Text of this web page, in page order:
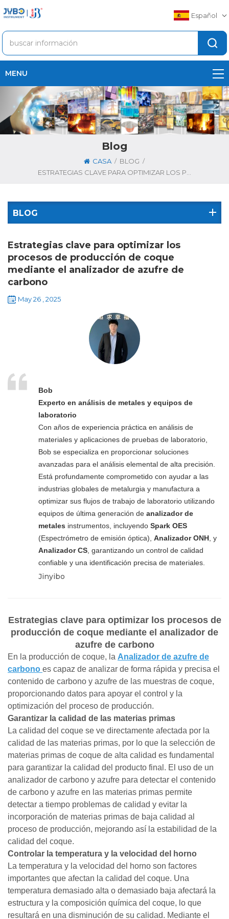
Español
MENU
Blog
CASA / BLOG /
ESTRATEGIAS CLAVE PARA OPTIMIZAR LOS PROCESOS DE PRODUCCIÓN DE COQUE MEDIANTE EL ANALIZADOR DE AZUFRE DE CARBONO
BLOG
Estrategias clave para optimizar los
procesos de producción de coque
mediante el analizador de azufre de
carbono
May 26 , 2025
Bob
Experto en análisis de metales y equipos de
laboratorio
Con años de experiencia práctica en análisis de
materiales y aplicaciones de pruebas de laboratorio,
Bob se especializa en proporcionar soluciones
avanzadas para el análisis elemental de alta precisión.
Está profundamente comprometido con ayudar a las
industrias globales de metalurgia y manufactura a
optimizar sus flujos de trabajo de laboratorio utilizando
equipos de última generación de analizador de
metales instrumentos, incluyendo Spark OES
(Espectrómetro de emisión óptica), Analizador ONH, y
Analizador CS, garantizando un control de calidad
confiable y una identificación precisa de materiales.
Jinyibo
Estrategias clave para optimizar los procesos de
producción de coque mediante el analizador de
azufre de carbono
En la producción de coque, la Analizador de azufre de
carbono es capaz de analizar de forma rápida y precisa el
contenido de carbono y azufre de las muestras de coque,
proporcionando datos para apoyar el control y la
optimización del proceso de producción.
Garantizar la calidad de las materias primas
La calidad del coque se ve directamente afectada por la
calidad de las materias primas, por lo que la selección de
materias primas de coque de alta calidad es fundamental
para garantizar la calidad del producto final. El uso de un
analizador de carbono y azufre para detectar el contenido
de carbono y azufre en las materias primas permite
detectar a tiempo problemas de calidad y evitar la
incorporación de materias primas de baja calidad al
proceso de producción, mejorando así la estabilidad de la
calidad del coque.
Controlar la temperatura y la velocidad del horno
La temperatura y la velocidad del horno son factores
importantes que afectan la calidad del coque. Una
temperatura demasiado alta o demasiado baja afectará la
estructura y la composición química del coque, lo que
resultará en una disminución de su calidad. Mediante el